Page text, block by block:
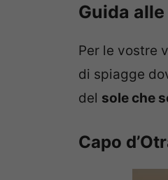
Guida
Per le vostre
di spiagge
del sole che
Capo